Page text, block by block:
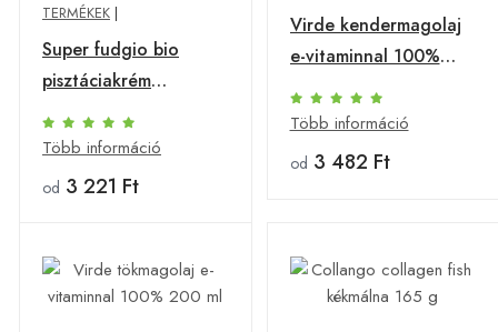
TERMÉKEK |
Super fudgio bio
pisztáciakrém
kakaóval 190 g
Több információ
od 3 221 Ft
Virde kendermagolaj
e-vitaminnal 100%
200 ml
Több információ
od 3 482 Ft